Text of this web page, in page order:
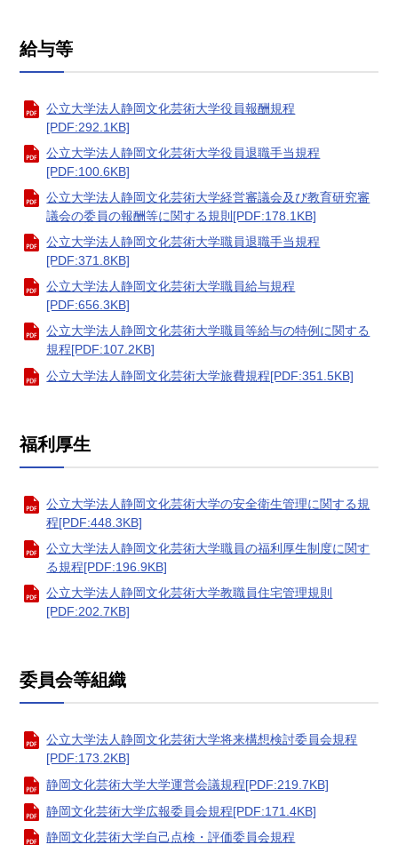
給与等
公立大学法人静岡文化芸術大学役員報酬規程
[PDF:292.1KB]
公立大学法人静岡文化芸術大学役員退職手当規程
[PDF:100.6KB]
公立大学法人静岡文化芸術大学経営審議会及び教育研究審
議会の委員の報酬等に関する規則[PDF:178.1KB]
公立大学法人静岡文化芸術大学職員退職手当規程
[PDF:371.8KB]
公立大学法人静岡文化芸術大学職員給与規程
[PDF:656.3KB]
公立大学法人静岡文化芸術大学職員等給与の特例に関する
規程[PDF:107.2KB]
公立大学法人静岡文化芸術大学旅費規程[PDF:351.5KB]
福利厚生
公立大学法人静岡文化芸術大学の安全衛生管理に関する規
程[PDF:448.3KB]
公立大学法人静岡文化芸術大学職員の福利厚生制度に関す
る規程[PDF:196.9KB]
公立大学法人静岡文化芸術大学教職員住宅管理規則
[PDF:202.7KB]
委員会等組織
公立大学法人静岡文化芸術大学将来構想検討委員会規程
[PDF:173.2KB]
静岡文化芸術大学大学運営会議規程[PDF:219.7KB]
静岡文化芸術大学広報委員会規程[PDF:171.4KB]
静岡文化芸術大学自己点検・評価委員会規程